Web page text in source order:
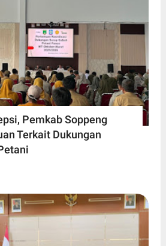
Pemkab Soppeng
Terkait Dukungan